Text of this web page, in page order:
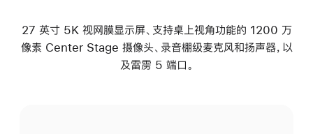
27 英寸 5K 视网膜显示屏、支持桌上视角功能的 1200 万
像素 Center Stage 摄像头、录音棚级麦克风和扬声器，以
及雷雳 5 端口。